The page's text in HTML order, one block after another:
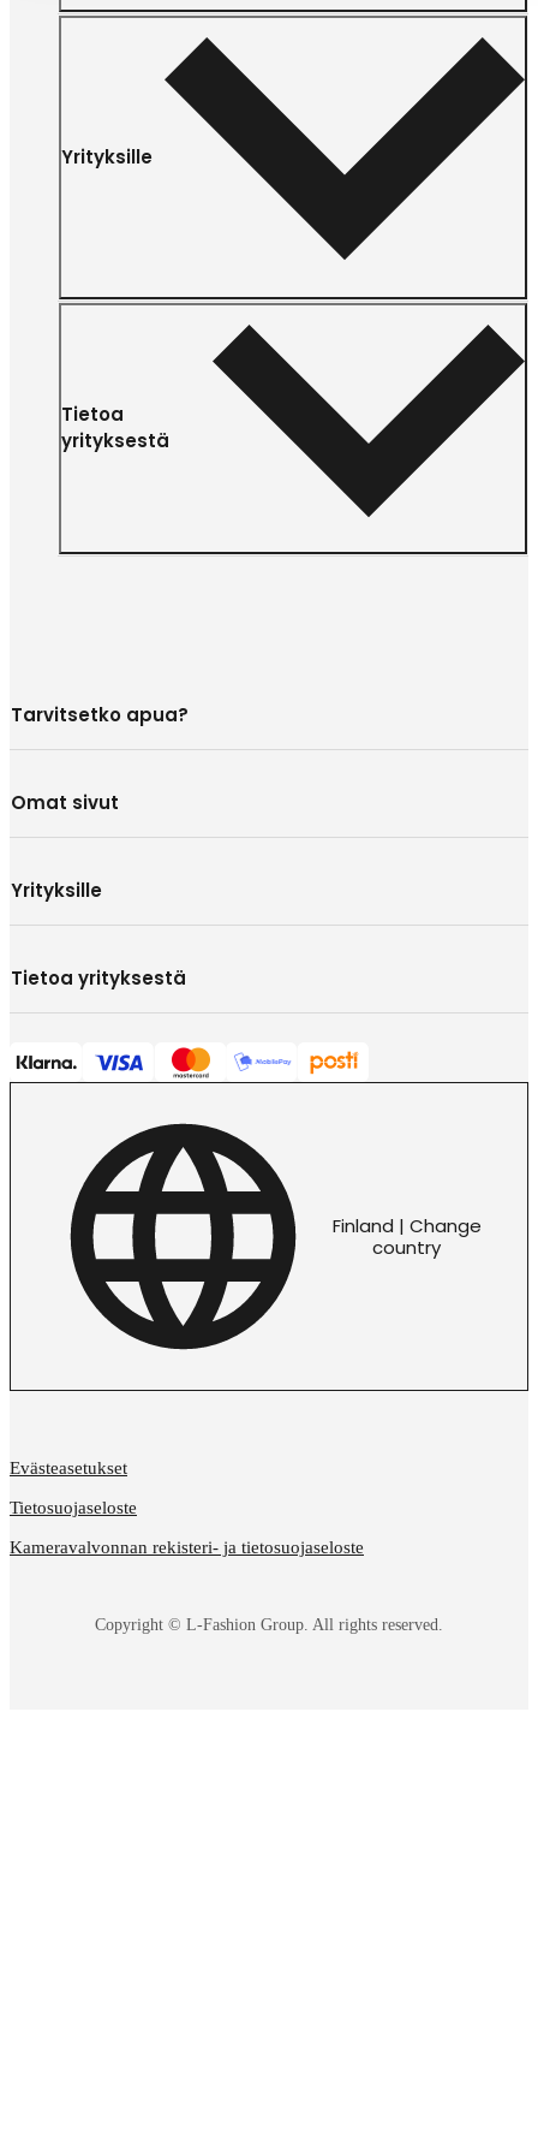
Yrityksille
Tietoa
yrityksestä
Tarvitsetko apua?
Omat sivut
Yrityksille
Tietoa yrityksestä
Finland | Change
country
Copyright © L-Fashion Group. All rights reserved.
Evästeasetukset
Tietosuojaseloste
Kameravalvonnan rekisteri- ja tietosuojaseloste